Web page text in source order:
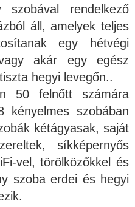
rendelkező
áll, amelyek teljes
egy hétvégi
akár egy egész
hegyi levegőn..
50 felnőtt számára
kényelmes szobában
kétágyasak, saját
síkképernyős
vel, törölközőkkel és
szoba erdei és hegyi